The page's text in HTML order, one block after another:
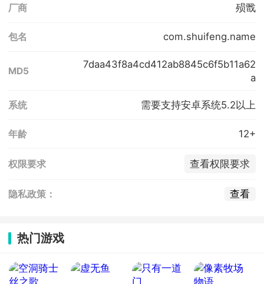
厂商 殒戬
包名 com.shuifeng.name
MD5
7daa43f8a4cd412ab8845c6f5b11a62
a
系统 需要支持安卓系统5.2以上
年龄 12+
权限要求 查看权限要求
隐私政策： 查看
热门游戏